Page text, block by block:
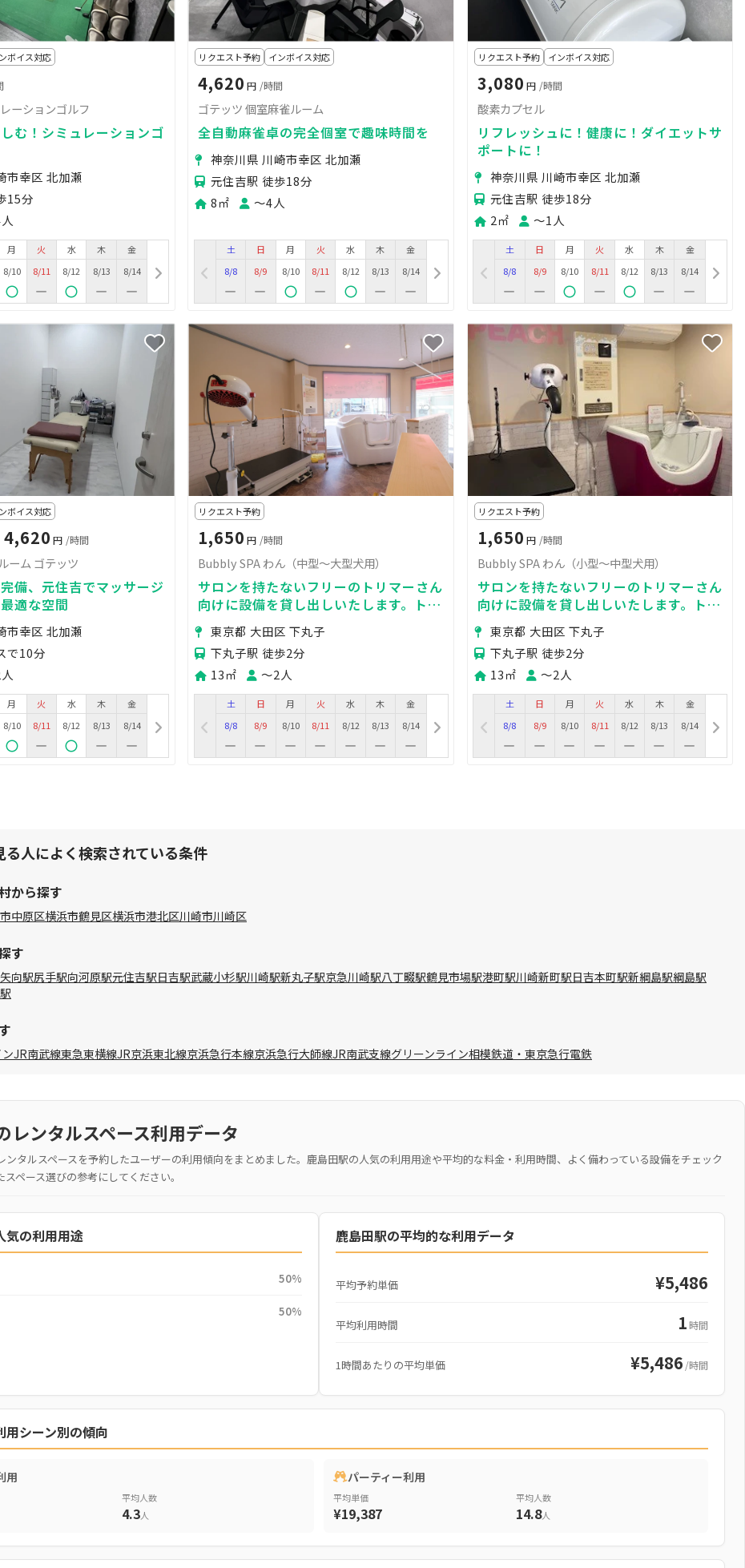
ボイス対応
ーションゴルフ
む！シミュレーションゴ
市幸区 北加瀬
15分
月
8/10
火
8/11
水
8/12
木
8/13
金
8/14
リクエスト予約 インボイス対応
4,620 円 /時間
ゴテッツ 個室麻雀ルーム
全自動麻雀卓の完全個室で趣味時間を
神奈川県 川崎市幸区 北加瀬
元住吉駅 徒歩18分
8㎡
〜4人
土
8/8
日
8/9
月
8/10
火
8/11
水
8/12
木
8/13
金
8/14
リクエスト予約 インボイス対応
3,080 円 /時間
酸素カプセル
リフレッシュに！健康に！ダイエットサ
ポートに！
神奈川県 川崎市幸区 北加瀬
元住吉駅 徒歩18分
2㎡
〜1人
土
8/8
日
8/9
月
8/10
火
8/11
水
8/12
木
8/13
金
8/14
ボイス対応
4,620 円 /時間
ーム ゴテッツ
備、元住吉でマッサージ
適な空間
市幸区 北加瀬
で10分
月
8/10
火
8/11
水
8/12
木
8/13
金
8/14
リクエスト予約
1,650 円 /時間
Bubbly SPA わん（中型～大型犬用）
サロンを持たないフリーのトリマーさん
向けに設備を貸し出しいたします。トリ
ミング台、スタンドドライヤー完備のト
リミング可能なお部屋
東京都 大田区 下丸子
下丸子駅 徒歩2分
13㎡
〜2人
土
8/8
日
8/9
月
8/10
火
8/11
水
8/12
木
8/13
金
8/14
リクエスト予約
1,650 円 /時間
Bubbly SPA わん（小型～中型犬用）
サロンを持たないフリーのトリマーさん
向けに設備を貸し出しいたします。トリ
ミング台、スタンドドライヤー完備のト
リミング可能なお部屋
東京都 大田区 下丸子
下丸子駅 徒歩2分
13㎡
〜2人
土
8/8
日
8/9
月
8/10
火
8/11
水
8/12
木
8/13
金
8/14
る人によく検索されている条件
から探す
中原区横浜市鶴見区横浜市港北区川崎市川崎区
す
矢向駅尻手駅向河原駅元住吉駅日吉駅武蔵小杉駅川崎駅新丸子駅京急川崎駅八丁畷駅鶴見市場駅港町駅川崎新町駅日吉本町駅新綱島駅綱島駅
JR南武線東急東横線JR京浜東北線京浜急行本線京浜急行大師線JR南武支線グリーンライン相模鉄道・東京急行電鉄
レンタルスペース利用データ
ンタルスペースを予約したユーザーの利用傾向をまとめました。鹿島田駅の人気の利用用途や平均的な料金・利用時間、よく備わっている設備をチェック
スペース選びの参考にしてください。
気の利用用途
50%
50%
鹿島田駅の平均的な利用データ
平均予約単価 ¥5,486
平均利用時間 1時間
1時間あたりの平均単価 ¥5,486 /時間
用シーン別の傾向
用
平均人数
4.3人
パーティー利用
平均単価
¥19,387
平均人数
14.8人